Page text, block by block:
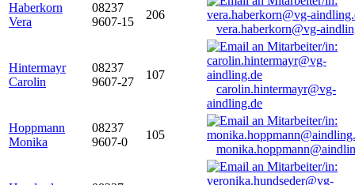
Haberkorn
Vera
08237
9607-15
206
vera.haberkorn@vg-
Hintermayr
Carolin
08237
9607-27
107
carolin.hintermayr@vg-
aindling.de
Hoppmann
Monika
08237
9607-0
105